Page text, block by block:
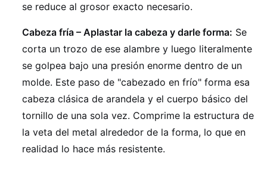
se reduce al grosor exacto necesario.
Cabeza fría – Aplastar la cabeza y darle forma: Se
corta un trozo de ese alambre y luego literalmente
se golpea bajo una presión enorme dentro de un
molde. Este paso de "cabezado en frío" forma esa
cabeza clásica de arandela y el cuerpo básico del
tornillo de una sola vez. Comprime la estructura de
la veta del metal alrededor de la forma, lo que en
realidad lo hace más resistente.